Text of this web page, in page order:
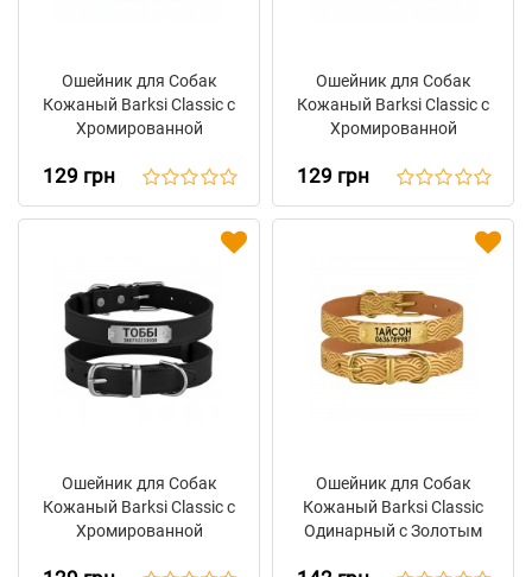
Ошейник для Собак
Кожаный Barksi Classic с
Хромированной
129 грн
Ошейник для Собак
Кожаный Barksi Classic с
Хромированной
Фиолетовый
129 грн
Ошейник для Собак
Кожаный Barksi Classic с
Хромированной
Ошейник для Собак
Кожаный Barksi Classic
Одинарный с Золотым